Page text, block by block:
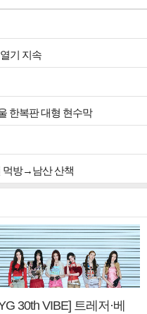
기 지속
한복판 대형 현수막
먹방→남산 산책
30th VIBE] 트레저·베